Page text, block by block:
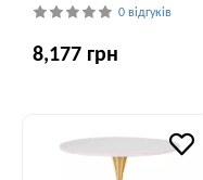
0 відгуків
8,177 грн